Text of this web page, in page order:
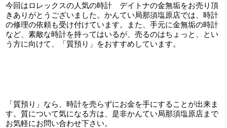
今回はロレックスの人気の時計 デイトナの金無垢をお売り頂
きありがとうございました。かんてい局那須塩原店では、時計
の修理の依頼も受け付けています。また、手元に金無垢の時計
など、素敵な時計を持ってはいるが、売るのはちょっと、とい
う方に向けて、「質預り」をおすすめしています。
「質預り」なら、時計を売らずにお金を手にすることが出来ま
す。質について気になる方は、是非かんてい局那須塩原店まで
お気軽にお問い合わせ下さい。